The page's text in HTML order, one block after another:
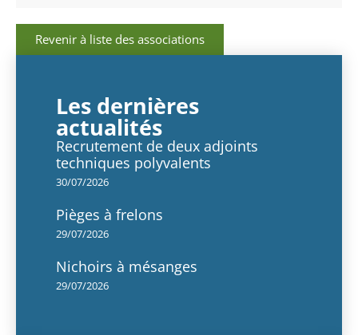
Revenir à liste des associations
Les dernières
actualités
Recrutement de deux adjoints
techniques polyvalents
30/07/2026
Pièges à frelons
29/07/2026
Nichoirs à mésanges
29/07/2026